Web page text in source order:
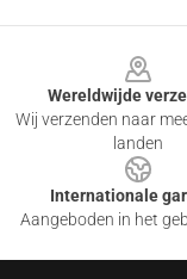
Wereldwijde
Wij verzenden naar
landen
Internationale
Aangeboden in het